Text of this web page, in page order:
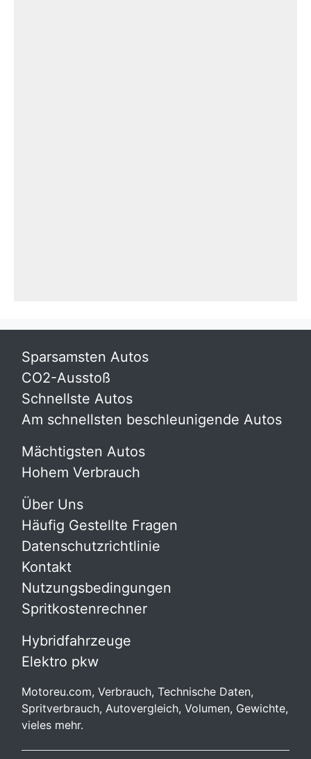
Sparsamsten Autos
CO2-Ausstoß
Schnellste Autos
Am schnellsten beschleunigende Autos
Mächtigsten Autos
Hohem Verbrauch
Über Uns
Häufig Gestellte Fragen
Datenschutzrichtlinie
Kontakt
Nutzungsbedingungen
Spritkostenrechner
Hybridfahrzeuge
Elektro pkw
Motoreu.com, Verbrauch, Technische Daten,
Spritverbrauch, Autovergleich, Volumen, Gewichte,
vieles mehr.